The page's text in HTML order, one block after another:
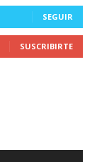
SEGUIR
SUSCRIBIRTE